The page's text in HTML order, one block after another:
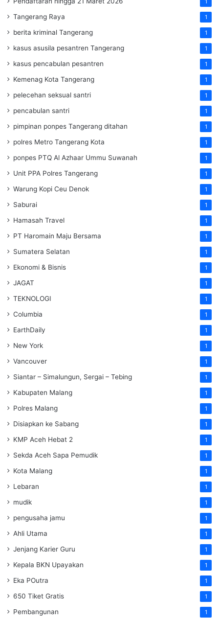
1
Tangerang Raya 1
berita kriminal Tangerang 1
kasus asusila pesantren Tangerang 1
kasus pencabulan pesantren 1
Kemenag Kota Tangerang 1
pelecehan seksual santri 1
pencabulan santri 1
pimpinan ponpes Tangerang ditahan 1
polres Metro Tangerang Kota 1
ponpes PTQ Al Azhaar Ummu Suwanah 1
Unit PPA Polres Tangerang 1
Warung Kopi Ceu Denok 1
Saburai 1
Hamasah Travel 1
PT Haromain Maju Bersama 1
Sumatera Selatan 1
Ekonomi & Bisnis 1
JAGAT 1
TEKNOLOGI 1
Columbia 1
EarthDaily 1
New York 1
Vancouver 1
Siantar – Simalungun, Sergai – Tebing 1
Kabupaten Malang 1
Polres Malang 1
Disiapkan ke Sabang 1
KMP Aceh Hebat 2 1
Sekda Aceh Sapa Pemudik 1
Kota Malang 1
Lebaran 1
mudik 1
pengusaha jamu 1
Ahli Utama 1
Jenjang Karier Guru 1
Kepala BKN Upayakan 1
Eka POutra 1
650 Tiket Gratis 1
Pembangunan 1